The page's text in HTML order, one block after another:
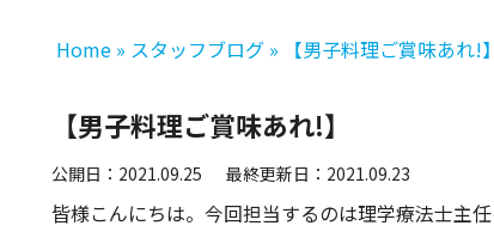
Home » スタッフブログ » 【男子料理ご賞味あれ!】
【男子料理ご賞味あれ!】
公開日：2021.09.25 最終更新日：2021.09.23
皆様こんにちは。今回担当するのは理学療法士主任